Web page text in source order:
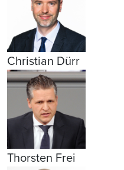
Christian Dürr
Thorsten Frei